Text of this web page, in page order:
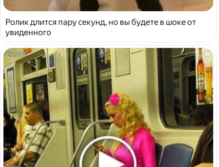
Ролик длится пару секунд, но вы будете в шоке от
увиденного
i